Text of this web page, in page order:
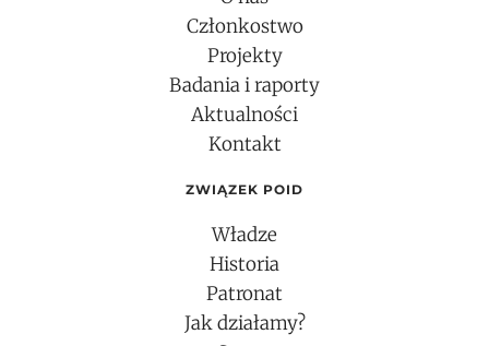
Członkostwo
Projekty
Badania i raporty
Aktualności
Kontakt
ZWIĄZEK POID
Władze
Historia
Patronat
Jak działamy?